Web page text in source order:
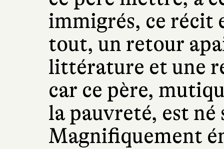
immigrés, ce récit
tout, un retour
littérature et une
car ce père,
la pauvreté, est
Magnifiquement